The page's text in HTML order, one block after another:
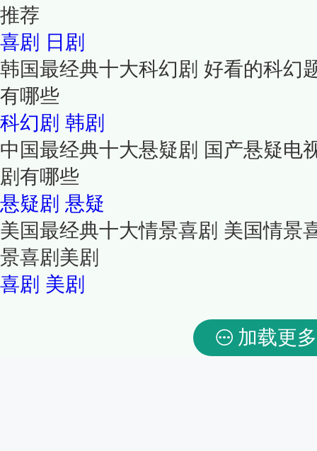
推荐
喜剧
日剧
韩国最经典十大科幻剧 好看的科幻
有哪些
科幻剧 韩剧
中国最经典十大悬疑剧 国产悬疑电
剧有哪些
悬疑剧 悬疑
美国最经典十大情景喜剧 美国情景
景喜剧美剧
喜剧 美剧
加载更多